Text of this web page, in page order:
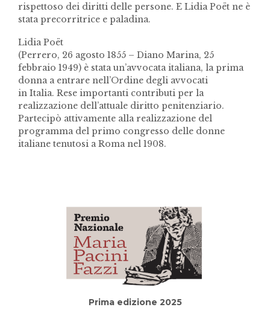
rispettoso dei diritti delle persone. E Lidia Poët ne è
stata precorritrice e paladina.
Lidia Poët
(Perrero, 26 agosto 1855 – Diano Marina, 25
febbraio 1949) è stata un’avvocata italiana, la prima
donna a entrare nell’Ordine degli avvocati
in Italia. Rese importanti contributi per la
realizzazione dell’attuale diritto penitenziario.
Partecipò attivamente alla realizzazione del
programma del primo congresso delle donne
italiane tenutosi a Roma nel 1908.
Prima edizione 2025